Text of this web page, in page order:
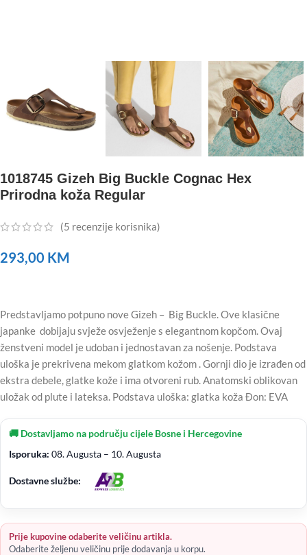
1018745 Gizeh Big Buckle Cognac Hex
Prirodna koža Regular
(5 recenzije korisnika)
293,00 KM
Predstavljamo potpuno nove Gizeh – Big Buckle. Ove klasične
japanke dobijaju svježe osvježenje s elegantnom kopčom. Ovaj
ženstveni model je udoban i jednostavan za nošenje. Podstava
uloška je prekrivena mekom glatkom kožom . Gornji dio je izrađen od
ekstra debele, glatke kože i ima otvoreni rub. Anatomski oblikovan
uložak od plute i lateksa. Podstava uloška: glatka koža Đon: EVA
🚚 Dostavljamo na području cijele Bosne i Hercegovine
Isporuka: 08. Augusta – 10. Augusta
Dostavne službe:
Prije kupovine odaberite veličinu artikla.
Odaberite željenu veličinu prije dodavanja u korpu.